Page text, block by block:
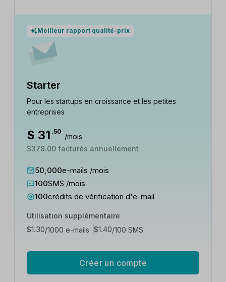
Meilleur rapport qualité-prix
Starter
Pour les startups en croissance et les petites
entreprises
$ 31 .50
/mois
$378.00 facturés annuellement
50,000e-mails /mois
100SMS /mois
100crédits de vérification d'e-mail
Utilisation supplémentaire
$1.30/1000 e-mails $1.40/100 SMS
Créer un compte